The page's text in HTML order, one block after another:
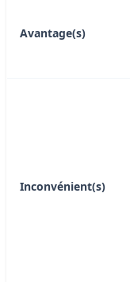
Avantage(s)
Inconvénient(s)